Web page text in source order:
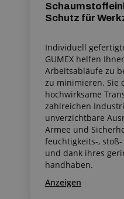
Schutz für
Individuell
GUMEX helfen
Arbeitsabläufe zu
zu minimieren. Sie
hochwirksame
zahlreichen
unverzichtbare
Armee und
feuchtigkeits-,
und dank ihres
handhaben.
Anzeigen